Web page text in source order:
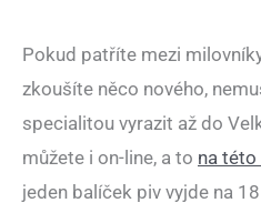
Pokud patříte mezi
zkoušíte něco nového,
specialitou vyrazit až do
můžete i on-line, a to na této
jeden balíček piv vyjde na